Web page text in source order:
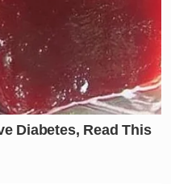
próximo à residência,
Enquanto o país tenta
a polícia mantém a
e investiga se ela agiu
ou se houve